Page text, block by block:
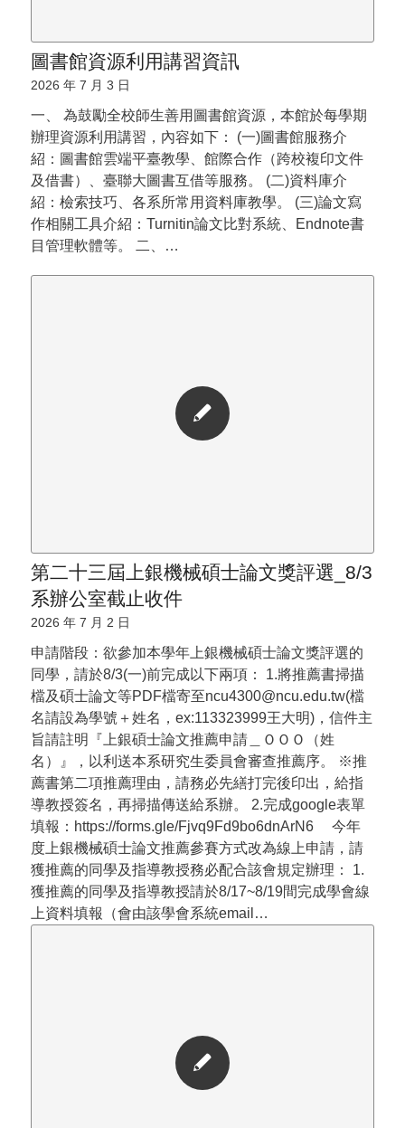
圖書館資源利用講習資訊
2026 年 7 月 3 日
一、 為鼓勵全校師生善用圖書館資源，本館於每學期
辦理資源利用講習，內容如下： (一)圖書館服務介
紹：圖書館雲端平臺教學、館際合作（跨校複印文件
及借書）、臺聯大圖書互借等服務。 (二)資料庫介
紹：檢索技巧、各系所常用資料庫教學。 (三)論文寫
作相關工具介紹：Turnitin論文比對系統、Endnote書
目管理軟體等。 二、…
第二十三屆上銀機械碩士論文獎評選_8/3
系辦公室截止收件
2026 年 7 月 2 日
申請階段：欲參加本學年上銀機械碩士論文獎評選的
同學，請於8/3(一)前完成以下兩項： 1.將推薦書掃描
檔及碩士論文等PDF檔寄至ncu4300@ncu.edu.tw(檔
名請設為學號＋姓名，ex:113323999王大明)，信件主
旨請註明『上銀碩士論文推薦申請＿ＯＯＯ（姓
名）』，以利送本系研究生委員會審查推薦序。 ※推
薦書第二項推薦理由，請務必先繕打完後印出，給指
導教授簽名，再掃描傳送給系辦。 2.完成google表單
填報：https://forms.gle/Fjvq9Fd9bo6dnArN6 今年
度上銀機械碩士論文推薦參賽方式改為線上申請，請
獲推薦的同學及指導教授務必配合該會規定辦理： 1.
獲推薦的同學及指導教授請於8/17~8/19間完成學會線
上資料填報（會由該學會系統email…